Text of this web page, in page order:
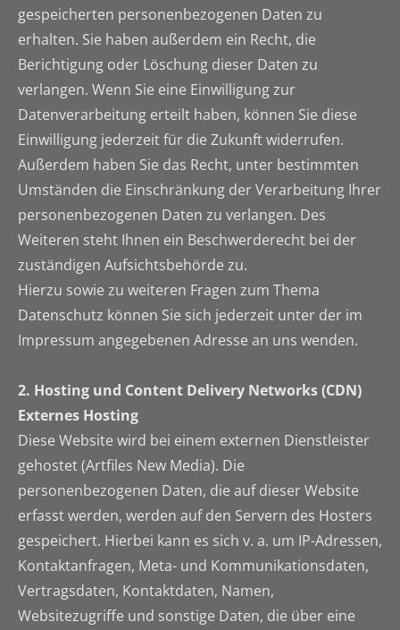
gespeicherten personenbezogenen Daten zu
erhalten. Sie haben außerdem ein Recht, die
Berichtigung oder Löschung dieser Daten zu
verlangen. Wenn Sie eine Einwilligung zur
Datenverarbeitung erteilt haben, können Sie diese
Einwilligung jederzeit für die Zukunft widerrufen.
Außerdem haben Sie das Recht, unter bestimmten
Umständen die Einschränkung der Verarbeitung Ihrer
personenbezogenen Daten zu verlangen. Des
Weiteren steht Ihnen ein Beschwerderecht bei der
zuständigen Aufsichtsbehörde zu.
Hierzu sowie zu weiteren Fragen zum Thema
Datenschutz können Sie sich jederzeit unter der im
Impressum angegebenen Adresse an uns wenden.
2. Hosting und Content Delivery Networks (CDN)
Externes Hosting
Diese Website wird bei einem externen Dienstleister
gehostet (Artfiles New Media). Die
personenbezogenen Daten, die auf dieser Website
erfasst werden, werden auf den Servern des Hosters
gespeichert. Hierbei kann es sich v. a. um IP-Adressen,
Kontaktanfragen, Meta- und Kommunikationsdaten,
Vertragsdaten, Kontaktdaten, Namen,
Websitezugriffe und sonstige Daten, die über eine